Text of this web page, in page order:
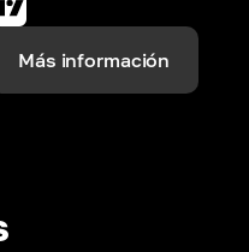
Más información